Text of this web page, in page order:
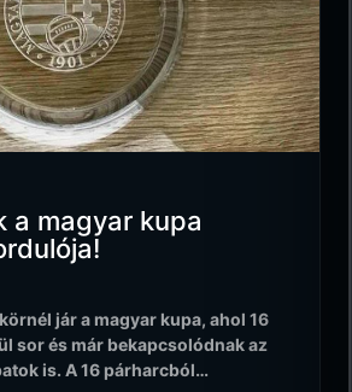
a magyar kupa
jár a magyar kupa, ahol 16
sor és már bekapcsolódnak az
is. A 16 párharcból…